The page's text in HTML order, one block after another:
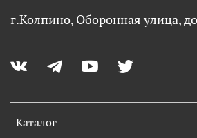
Каталог
г.Колпино, Оборонная улица,